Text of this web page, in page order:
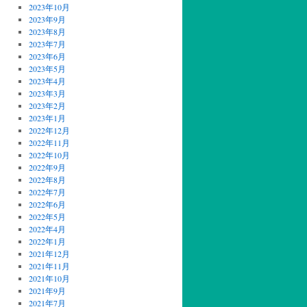
2023年10月
2023年9月
2023年8月
2023年7月
2023年6月
2023年5月
2023年4月
2023年3月
2023年2月
2023年1月
2022年12月
2022年11月
2022年10月
2022年9月
2022年8月
2022年7月
2022年6月
2022年5月
2022年4月
2022年1月
2021年12月
2021年11月
2021年10月
2021年9月
2021年7月